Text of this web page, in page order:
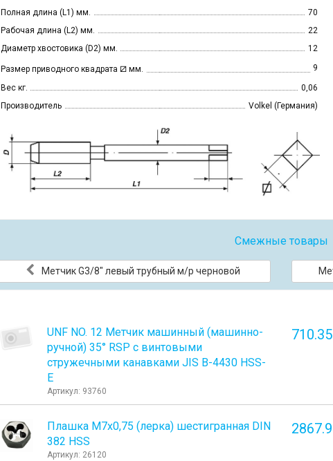
Полная длина (L1) мм.
70
Рабочая длина (L2) мм.
22
Диаметр хвостовика (D2) мм.
12
Размер приводного квадрата ⧄мм. 9
Вес кг.
0,06
Производитель
Volkel (Германия)
Смежные товары
Метчик G3/8" левый трубный м/р черновой
UNF NO. 12 Метчик машинный (машинно-
ручной) 35° RSP с винтовыми
стружечными канавками JIS B-4430 HSS-
E
Артикул: 93760
Плашка М7x0,75 (лерка) шестигранная DIN
382 HSS
Артикул: 26120